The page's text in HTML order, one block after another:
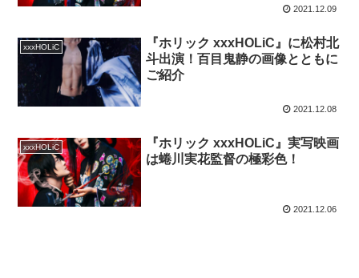
2021.12.09
xxxHOLiC
『ホリック xxxHOLiC』に松村北
斗出演！百目鬼静の画像とともに
ご紹介
2021.12.08
xxxHOLiC
『ホリック xxxHOLiC』実写映画
は蜷川実花監督の極彩色！
2021.12.06